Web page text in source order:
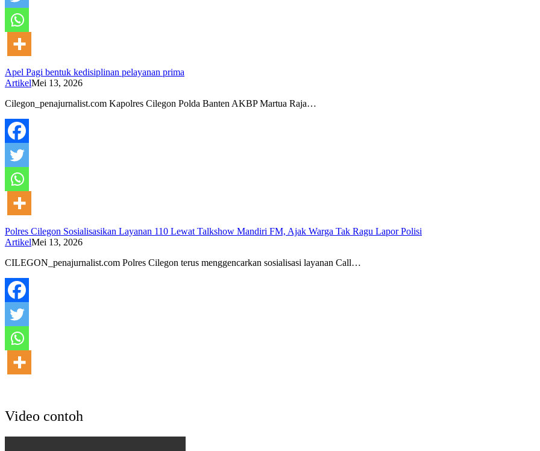
Apel Pagi bentuk kedisiplinan pelayanan prima
ArtikelMei 13, 2026
Cilegon_penajurnalist.com Kapolres Cilegon Polda Banten AKBP Martua Raja…
Polres Cilegon Sosialisasikan Layanan 110 Lewat Talkshow Mandiri FM, Ajak Warga Tak Ragu Lapor Polisi
ArtikelMei 13, 2026
CILEGON_penajurnalist.com Polres Cilegon terus menggencarkan sosialisasi layanan Call…
Video contoh